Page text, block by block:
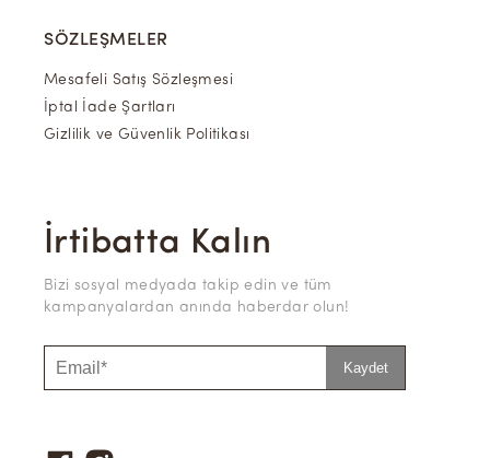
SÖZLEŞMELER
Mesafeli Satış Sözleşmesi
İptal İade Şartları
Gizlilik ve Güvenlik Politikası
İrtibatta Kalın
Bizi sosyal medyada takip edin ve tüm
kampanyalardan anında haberdar olun!
Kaydet